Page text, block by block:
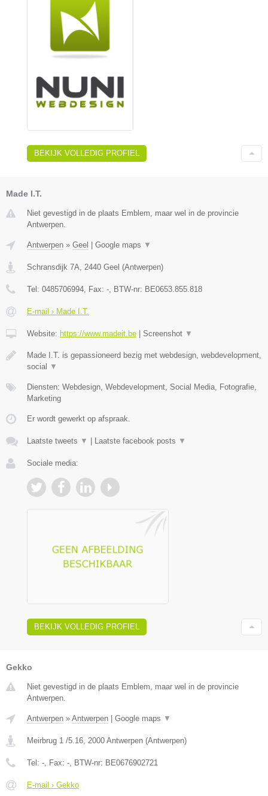
BEKIJK VOLLEDIG PROFIEL
Made I.T.
Niet gevestigd in de plaats Emblem, maar wel in de provincie
Antwerpen.
Antwerpen » Geel Google maps ▼
Schransdijk 7A, 2440 Geel (Antwerpen)
Tel: 0485706994, Fax: -, BTW-nr: BE0653.855.818
E-mail › Made I.T.
Website: https://www.madeit.be Screenshot ▼
Made I.T. is gepassioneerd bezig met webdesign, webdevelopment,
social
▼
Diensten: Webdesign, Webdevelopment, Social Media, Fotografie,
Marketing
Er wordt gewerkt op afspraak.
Laatste tweets ▼ Laatste facebook posts ▼
Sociale media:
BEKIJK VOLLEDIG PROFIEL
Gekko
Niet gevestigd in de plaats Emblem, maar wel in de provincie
Antwerpen.
Antwerpen » Antwerpen Google maps ▼
Meirbrug 1 /5.16 2000 Antwerpen (Antwerpen)
Tel: - , Fax: - , BTW-nr: BE0676902721
E-mail › Gekko